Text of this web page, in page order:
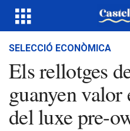
SELECCIÓ ECONÒMICA
Els rellotges
guanyen valor
del luxe pre-